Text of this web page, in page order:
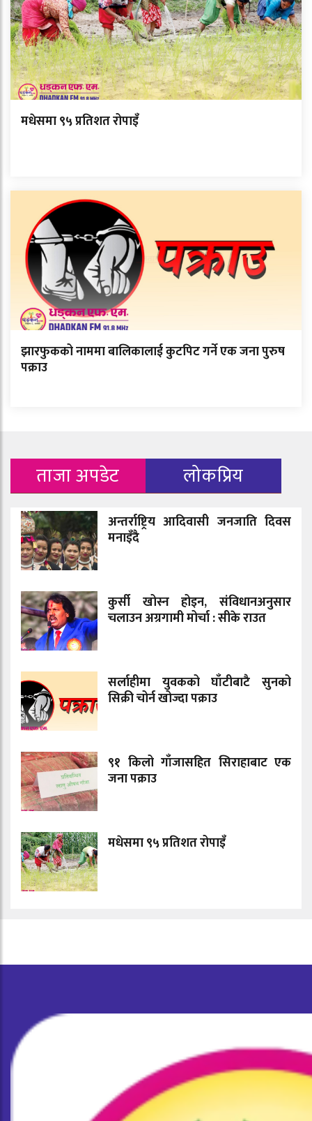
मधेसमा ९५ प्रतिशत रोपाइँ
झारफुकको नाममा बालिकालाई कुटपिट गर्ने एक जना पुरुष
पक्राउ
ताजा अपडेट लोकप्रिय
अन्तर्राष्ट्रिय आदिवासी जनजाति दिवस
मनाइँदै
कुर्सी खोस्न होइन, संविधानअनुसार
चलाउन अग्रगामी मोर्चा : सीके राउत
सर्लाहीमा युवकको घाँटीबाटै सुनको
सिक्री चोर्न खोज्दा पक्राउ
९१ किलो गाँजासहित सिराहाबाट एक
जना पक्राउ
मधेसमा ९५ प्रतिशत रोपाइँ